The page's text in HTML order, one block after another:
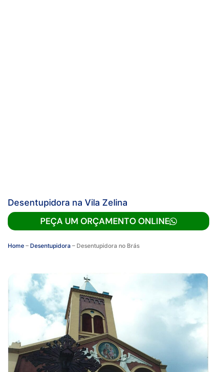
Desentupidora na Vila Zelina
PEÇA UM ORÇAMENTO ONLINE
Home – Desentupidora – Desentupidora no Brás